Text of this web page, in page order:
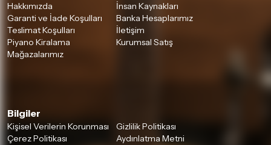
Hakkımızda
İnsan Kaynakları
Garanti ve İade Koşulları
Banka Hesaplarımız
Teslimat Koşulları
İletişim
Piyano Kiralama
Kurumsal Satış
Mağazalarımız
Bilgiler
Kişisel Verilerin Korunması
Gizlilik Politikası
Çerez Politikası
Aydınlatma Metni